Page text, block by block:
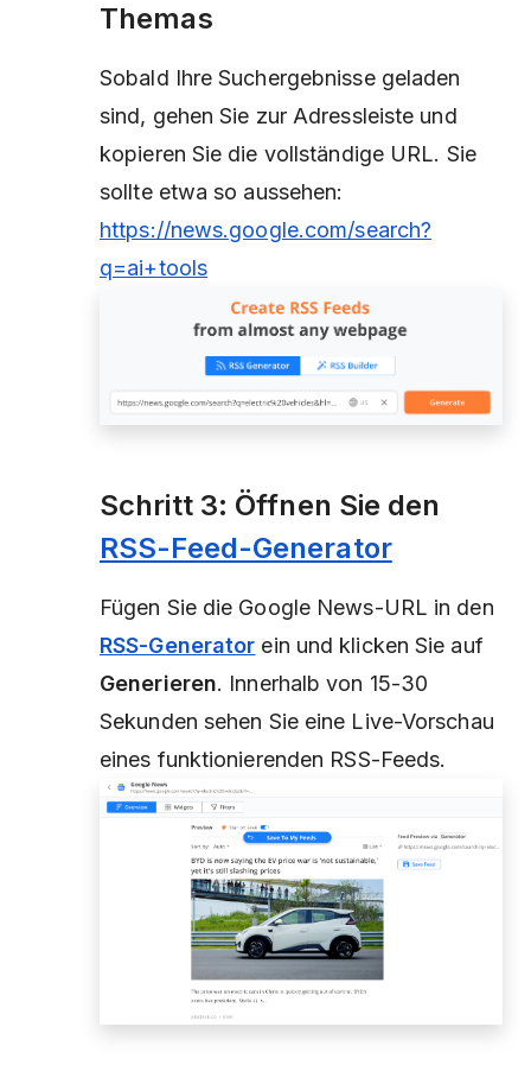
Themas
Sobald Ihre Suchergebnisse geladen
sind, gehen Sie zur Adressleiste und
kopieren Sie die vollständige URL. Sie
sollte etwa so aussehen:
https://news.google.com/search?
q=ai+tools
Schritt 3: Öffnen Sie den
RSS-Feed-Generator
Fügen Sie die Google News-URL in den
RSS-Generator ein und klicken Sie auf
Generieren. Innerhalb von 15-30
Sekunden sehen Sie eine Live-Vorschau
eines funktionierenden RSS-Feeds.